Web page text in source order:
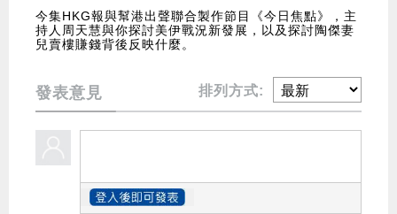
今集HKG報與幫港出聲聯合製作節目《今日焦點》，主
持人周天慧與你探討美伊戰況新發展，以及探討陶傑妻
兒賣樓賺錢背後反映什麼。
發表意見 排列方式: